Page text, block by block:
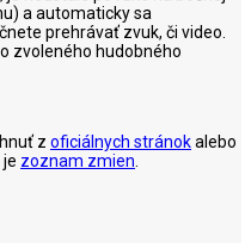
a automaticky sa
prehrávať zvuk, či video.
zvoleného hudobného
z oficiálnych stránokalebo
zoznam zmien